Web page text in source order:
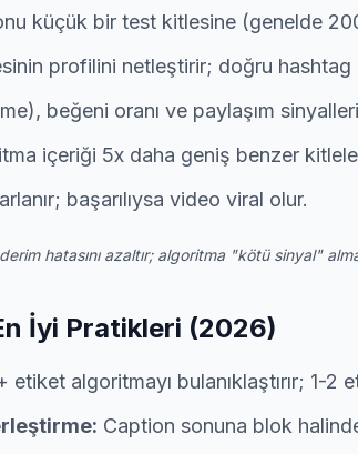
küçük bir test kitlesine (genelde
profilini netleştirir; doğru hashtag
beğeni oranı ve paylaşım
içeriği 5x daha geniş benzer
başarılıysa video viral olur.
hatasını azaltır; algoritma "kötü sinyal"
İyi Pratikleri (2026)
etiket algoritmayı bulanıklaştırır; 1-2
Caption sonuna blok